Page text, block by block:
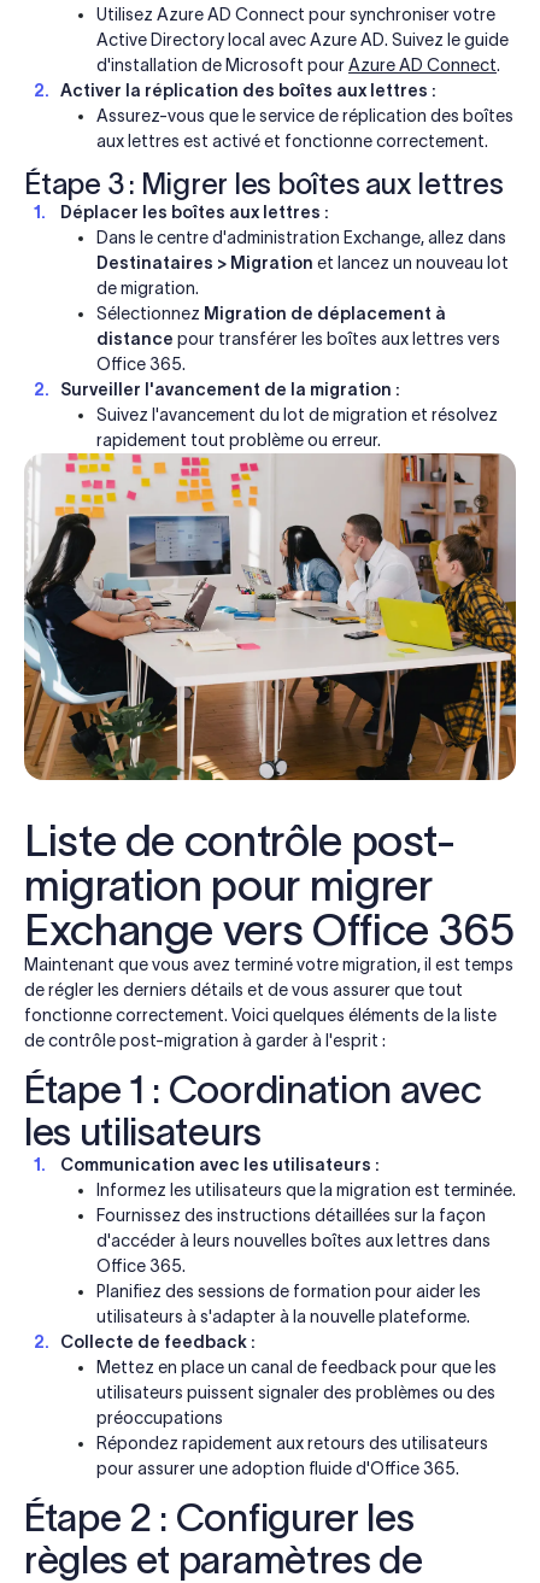
Utilisez Azure AD Connect pour synchroniser votre
Active Directory local avec Azure AD. Suivez le guide
d'installation de Microsoft pourAzure AD Connect.
Activer la réplication des boîtes aux lettres :
Assurez-vous que le service de réplication des boîtes
aux lettres est activé et fonctionne correctement.
Étape 3 : Migrer les boîtes aux lettres
Déplacer les boîtes aux lettres :
Dans le centre d'administration Exchange, allez dans
Destinataires > Migration et lancez un nouveau lot
de migration.
Sélectionnez Migration de déplacement à
distance pour transférer les boîtes aux lettres vers
Office 365.
Surveiller l'avancement de la migration :
Suivez l'avancement du lot de migration et résolvez
rapidement tout problème ou erreur.
Liste de contrôle post-
migration pour migrer
Exchange vers Office 365
Maintenant que vous avez terminé votre migration, il est temps
de régler les derniers détails et de vous assurer que tout
fonctionne correctement. Voici quelques éléments de la liste
de contrôle post-migration à garder à l'esprit :
Étape 1 : Coordination avec
les utilisateurs
Communication avec les utilisateurs :
Informez les utilisateurs que la migration est terminée.
Fournissez des instructions détaillées sur la façon
d'accéder à leurs nouvelles boîtes aux lettres dans
Office 365.
Planifiez des sessions de formation pour aider les
utilisateurs à s'adapter à la nouvelle plateforme.
Collecte de feedback :
Mettez en place un canal de feedback pour que les
utilisateurs puissent signaler des problèmes ou des
préoccupations
Répondez rapidement aux retours des utilisateurs
pour assurer une adoption fluide d'Office 365.
Étape 2 : Configurer les
règles et paramètres de